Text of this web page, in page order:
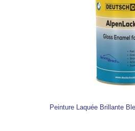
Peinture Laquée Brillante